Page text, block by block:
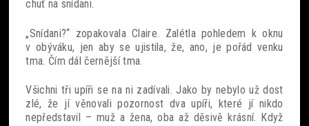
chuť na snídani.
„Snídani?“ zopakovala Claire. Zalétla pohledem k oknu
v obýváku, jen aby se ujistila, že, ano, je pořád venku
tma. Čím dál černější tma.
Všichni tři upíři se na ni zadívali. Jako by nebylo už dost
zlé, že jí věnovali pozornost dva upíři, které jí nikdo
nepředstavil – muž a žena, oba až děsivě krásní. Když